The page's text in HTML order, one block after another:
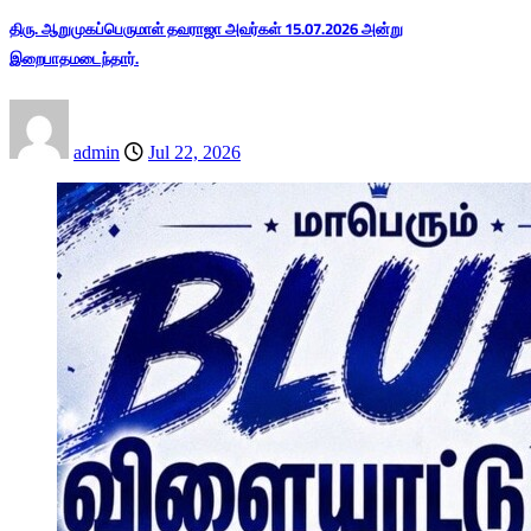
திரு. ஆறுமுகப்பெருமாள் தவராஜா அவர்கள் 15.07.2026 அன்று
இறைபாதமடைந்தார்.
admin Jul 22, 2026